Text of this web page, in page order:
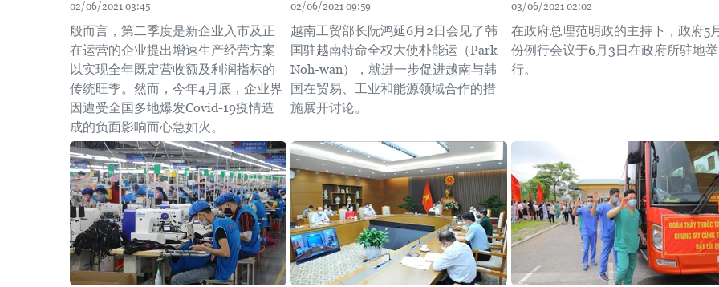
02/06/2021 03:45
般而言，第二季度是新企业入市及正
在运营的企业提出增速生产经营方案
以实现全年既定营收额及利润指标的
传统旺季。然而，今年4月底，企业界
因遭受全国多地爆发Covid-19疫情造
成的负面影响而心急如火。
02/06/2021 09:59
越南工贸部长阮鸿延6月2日会见了韩
国驻越南特命全权大使朴能运（Park
Noh-wan），就进一步促进越南与韩
国在贸易、工业和能源领域合作的措
施展开讨论。
03/06/2021 02:02
在政府总理范明政的主持下，政府5
份例行会议于6月3日在政府所驻地举
行。